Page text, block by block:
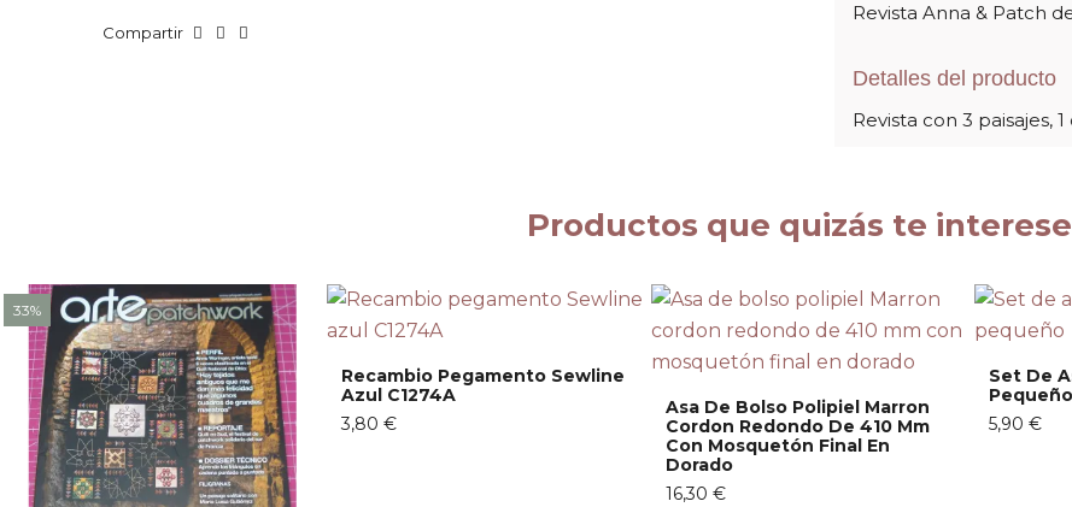
Compartir
Revista Anna & Patch
Detalles del producto
Revista con 3 paisajes,
Productos que quizás te
33%
Recambio Pegamento Sewline
Azul C1274A
3,80 €
Asa De Bolso Polipiel Marron
Cordon Redondo De 410 Mm
Con Mosquetón Final En
Dorado
16,30 €
Set De
Pequeño
5,90 €